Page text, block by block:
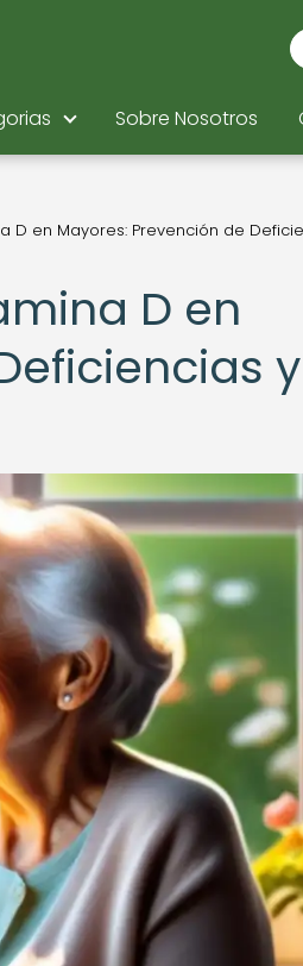
Sobre Nosotros
D en Mayores: Prevención de
D en